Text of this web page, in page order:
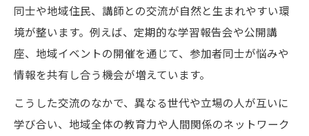
同士や地域住民、講師との交流が自然と生まれやすい環
境が整います。例えば、定期的な学習報告会や公開講
座、地域イベントの開催を通じて、参加者同士が悩みや
情報を共有し合う機会が増えています。
こうした交流のなかで、異なる世代や立場の人が互いに
学び合い、地域全体の教育力や人間関係のネットワーク